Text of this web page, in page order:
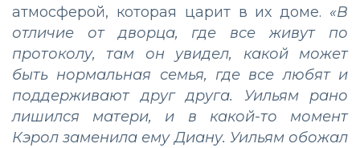
атмосферой, которая царит в их доме. «В
отличие от дворца, где все живут по
протоколу, там он увидел, какой может
быть нормальная семья, где все любят и
поддерживают друг друга. Уильям рано
лишился матери, и в какой-то момент
Кэрол заменила ему Диану. Уильям обожал